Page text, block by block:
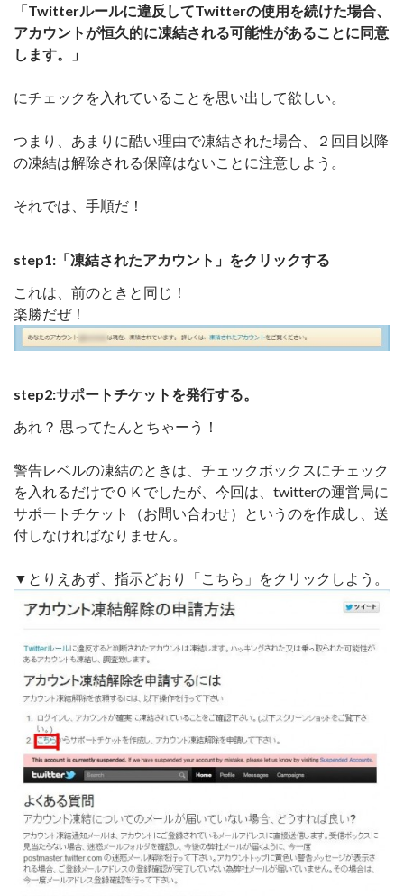
「Twitterルールに違反してTwitterの使用を続けた場合、
アカウントが恒久的に凍結される可能性があることに同意
します。」
にチェックを入れていることを思い出して欲しい。
つまり、あまりに酷い理由で凍結された場合、２回目以降
の凍結は解除される保障はないことに注意しよう。
それでは、手順だ！
step1:「凍結されたアカウント」をクリックする
これは、前のときと同じ！
楽勝だぜ！
step2:サポートチケットを発行する。
あれ？ 思ってたんとちゃーう！
警告レベルの凍結のときは、チェックボックスにチェック
を入れるだけでＯＫでしたが、今回は、twitterの運営局に
サポートチケット（お問い合わせ）というのを作成し、送
付しなければなりません。
▼とりえあず、指示どおり「こちら」をクリックしよう。